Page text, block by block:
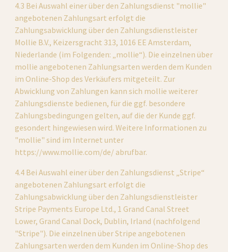
4.3 Bei Auswahl einer über den Zahlungsdienst "mollie"
angebotenen Zahlungsart erfolgt die
Zahlungsabwicklung über den Zahlungsdienstleister
Mollie B.V., Keizersgracht 313, 1016 EE Amsterdam,
Niederlande (im Folgenden: „mollie“). Die einzelnen über
mollie angebotenen Zahlungsarten werden dem Kunden
im Online-Shop des Verkäufers mitgeteilt. Zur
Abwicklung von Zahlungen kann sich mollie weiterer
Zahlungsdienste bedienen, für die ggf. besondere
Zahlungsbedingungen gelten, auf die der Kunde ggf.
gesondert hingewiesen wird. Weitere Informationen zu
"mollie" sind im Internet unter
https://www.mollie.com/de/ abrufbar.
4.4 Bei Auswahl einer über den Zahlungsdienst „Stripe“
angebotenen Zahlungsart erfolgt die
Zahlungsabwicklung über den Zahlungsdienstleister
Stripe Payments Europe Ltd., 1 Grand Canal Street
Lower, Grand Canal Dock, Dublin, Irland (nachfolgend
"Stripe"). Die einzelnen über Stripe angebotenen
Zahlungsarten werden dem Kunden im Online-Shop des